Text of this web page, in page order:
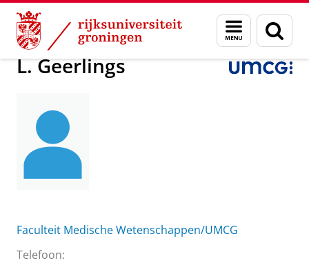
Skip
Content
Skip
Navigation
Menu
en
zoeken
Over ons L. Geerlings
L. Geerlings
Faculteit Medische Wetenschappen/UMCG
Telefoon: